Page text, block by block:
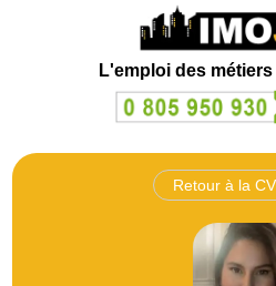
L'emploi des
Retour à la